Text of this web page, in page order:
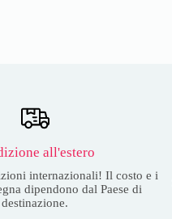
all'estero
internazionali! Il costo e i
dipendono dal Paese di
destinazione.